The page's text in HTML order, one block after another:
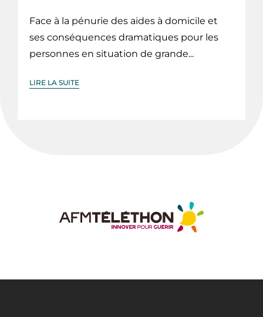
Face à la pénurie des aides à domicile et
ses conséquences dramatiques pour les
personnes en situation de grande...
LIRE LA SUITE